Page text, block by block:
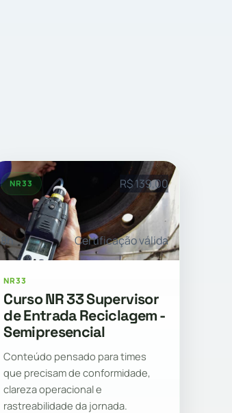
NR33 R$ 139,00
8h Certificação válida
NR33
Curso NR 33 Supervisor
de Entrada Reciclagem -
Semipresencial
Conteúdo pensado para times
que precisam de conformidade,
clareza operacional e
rastreabilidade da jornada.